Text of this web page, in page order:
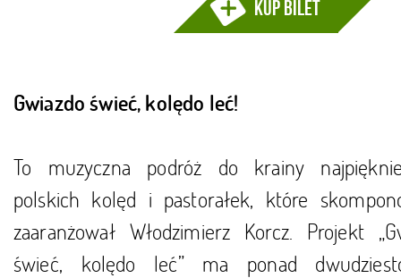
Kup bilet
Gwiazdo świeć, kolędo leć!
To muzyczna podróż do krainy
polskich kolęd i pastorałek, które
zaaranżował Włodzimierz Korcz. Projekt
świeć, kolędo leć” ma ponad